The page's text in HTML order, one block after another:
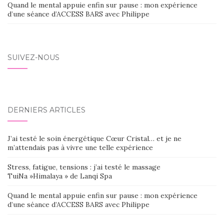
Quand le mental appuie enfin sur pause : mon expérience
d’une séance d’ACCESS BARS avec Philippe
SUIVEZ-NOUS
DERNIERS ARTICLES
J’ai testé le soin énergétique Cœur Cristal… et je ne
m’attendais pas à vivre une telle expérience
Stress, fatigue, tensions : j’ai testé le massage
TuiNa »Himalaya » de Lanqi Spa
Quand le mental appuie enfin sur pause : mon expérience
d’une séance d’ACCESS BARS avec Philippe